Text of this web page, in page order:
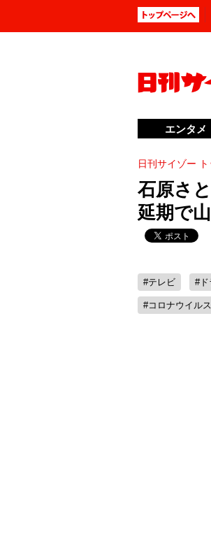
日刊サイゾー
石原さ
延期で
#テレビ #ド
#コロナウイルス
エンタメ